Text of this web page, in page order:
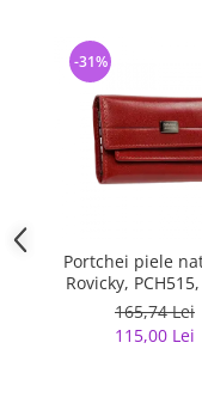
Portchei piele
Rovicky,
165,74 Lei
115,00 Lei
-31%